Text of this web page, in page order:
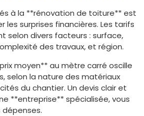
à la **rénovation de toiture** est
les surprises financières. Les tarifs
selon divers facteurs : surface,
des travaux, et région.
moyen** au mètre carré oscille
selon la nature des matériaux
du chantier. Un devis clair et
**entreprise** spécialisée, vous